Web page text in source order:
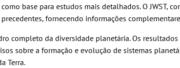
base para estudos mais detalhados. O JWST,
fornecendo informações
completo da diversidade planetária. Os
sobre a formação e evolução de sistemas
Terra.